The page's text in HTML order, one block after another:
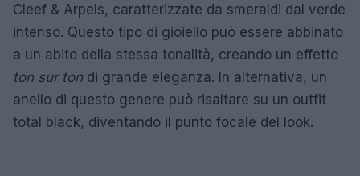
Cleef & Arpels, caratterizzate da smeraldi dal verde
intenso. Questo tipo di gioiello può essere abbinato
a un abito della stessa tonalità, creando un effetto
ton sur ton di grande eleganza. In alternativa, un
anello di questo genere può risaltare su un outfit
total black, diventando il punto focale del look.